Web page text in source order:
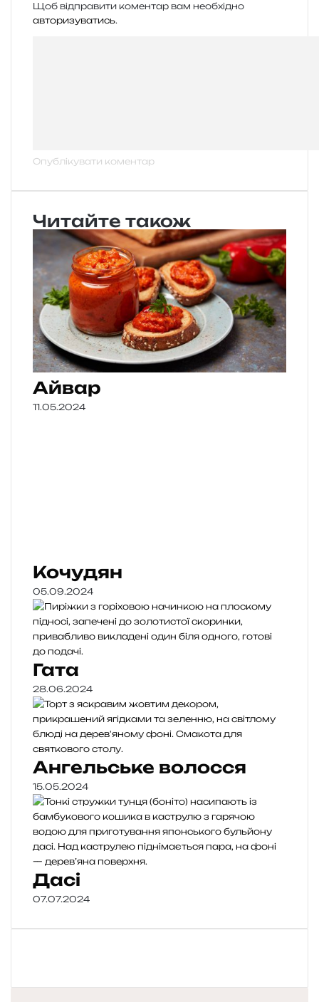
Щоб відправити коментар вам необхідно
авторизуватись.
Читайте також
Айвар
11.05.2024
Кочудян
05.09.2024
Гата
28.06.2024
Ангельське волосся
15.05.2024
Дасі
07.07.2024